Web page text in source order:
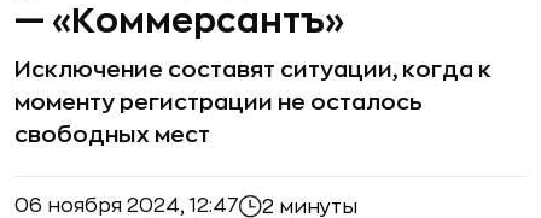
— «Коммерсантъ»
Исключение составят ситуации, когда к
моменту регистрации не осталось
свободных мест
06 ноября 2024, 12:47 2 минуты